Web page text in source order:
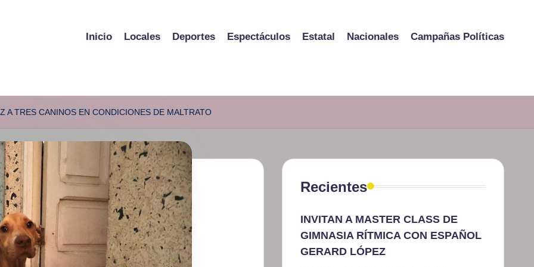
Inicio Locales Deportes Espectáculos Estatal Nacionales Campañas Políticas
A TRES CANINOS EN CONDICIONES DE MALTRATO
Recientes
INVITAN A MASTER CLASS DE
GIMNASIA RÍTMICA CON ESPAÑOL
GERARD LÓPEZ